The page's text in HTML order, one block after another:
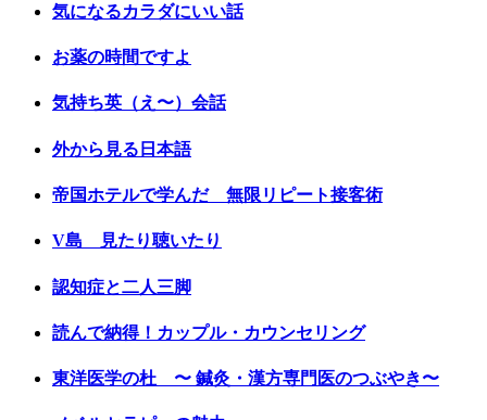
気になるカラダにいい話
お薬の時間ですよ
気持ち英（え〜）会話
外から見る日本語
帝国ホテルで学んだ 無限リピート接客術
V島 見たり聴いたり
認知症と二人三脚
読んで納得！カップル・カウンセリング
東洋医学の杜 〜 鍼灸・漢方専門医のつぶやき〜